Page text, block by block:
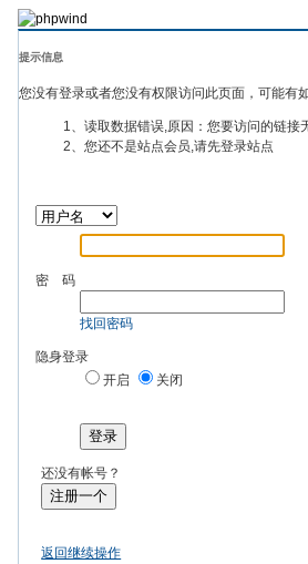
提示信息
您没有登录或者您没有权限访问此页面，可能有
1、读取数据错误,原因：您要访问的链
2、您还不是站点会员,请先登录站点
密 码
找回密码
隐身登录
开启
关闭
登录
还没有帐号？
注册一个
返回继续操作